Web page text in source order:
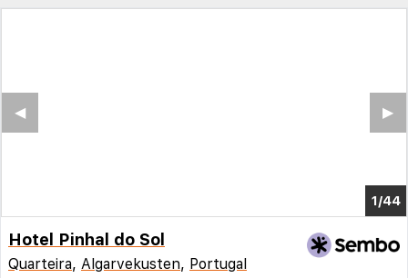
1/40
▶︎
◀︎
Hotel Pinhal do Sol
Quarteira, Algarvekusten, Portugal